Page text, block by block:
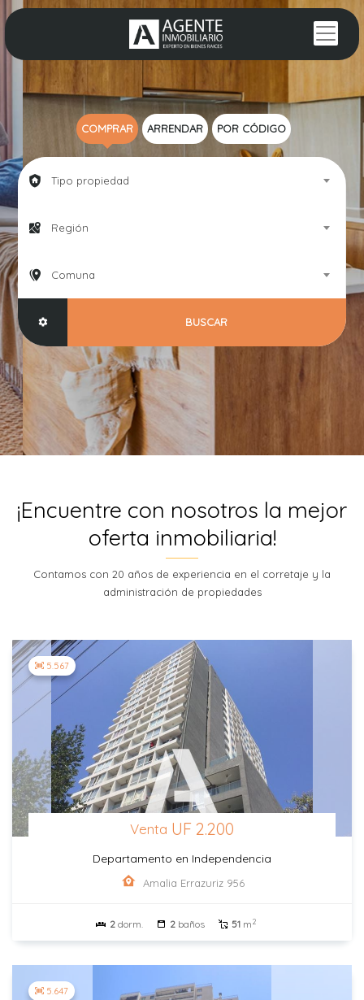
COMPRAR ARRENDAR POR CÓDIGO
Tipo propiedad
Región
Comuna
BUSCAR
¡Encuentre con nosotros la mejor
oferta inmobiliaria!
Contamos con 20 años de experiencia en el corretaje y la
administración de propiedades
5.567
Venta UF 2.200
Departamento en Independencia
Amalia Errazuriz 956
2dorm. 2baños 51m2
5.647